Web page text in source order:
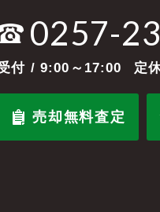
0257-
付 / 9:00～17:00 定
売却無料査定